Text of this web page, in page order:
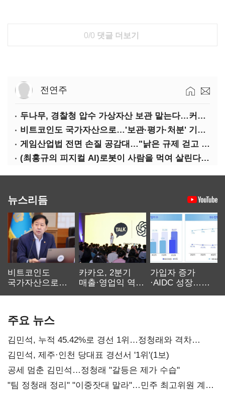
0/0 댓글 더보기
전연주
두나무, 경찰청 압수 가상자산 보관 맡는다…커스터디 사업 최종 낙찰
비트코인도 국가자산으로…'보관·평가·처분' 기준은 숙제
게임산업법 전면 손질 공감대…"낡은 규제 걷고 안전장치 촘촘히 해야"
(최홍규의 피지컬 AI)로봇이 사람을 먹여 살린다, 그런데 언제 먹여야 할지는 모른다
뉴스리듬
비트코인도
국가자산으로…'
카카오, 2분기
매출·영업익 역대
가입자 증가
·AIDC 성장…
주요 뉴스
김민석, 누적 45.42%로 경선 1위…정청래와 격차
0.86%p(2보)
김민석, 제주·인천 당대표 경선서 '1위'(1보)
공세 멈춘 김민석…정청래 "갈등은 제가 수습"
"팀 정청래 정리" "이중잣대 말라"…민주 최고위원 계파